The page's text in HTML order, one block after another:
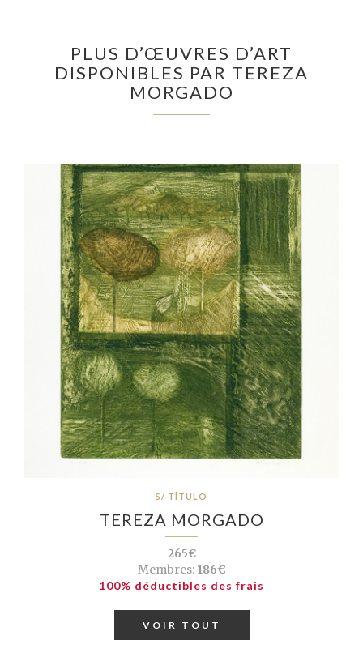
PLUS D’ŒUVRES D’ART
DISPONIBLES PAR TEREZA
MORGADO
S/ TÍTULO
TEREZA MORGADO
265€
Membres:186€
100% déductibles des frais
VOIR TOUT